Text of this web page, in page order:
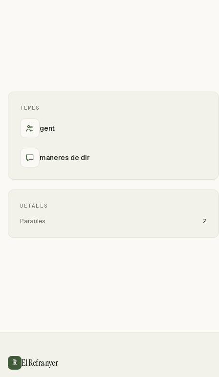
TEMES
gent
maneres de dir
DETALLS
Paraules 2
R El Refranyer